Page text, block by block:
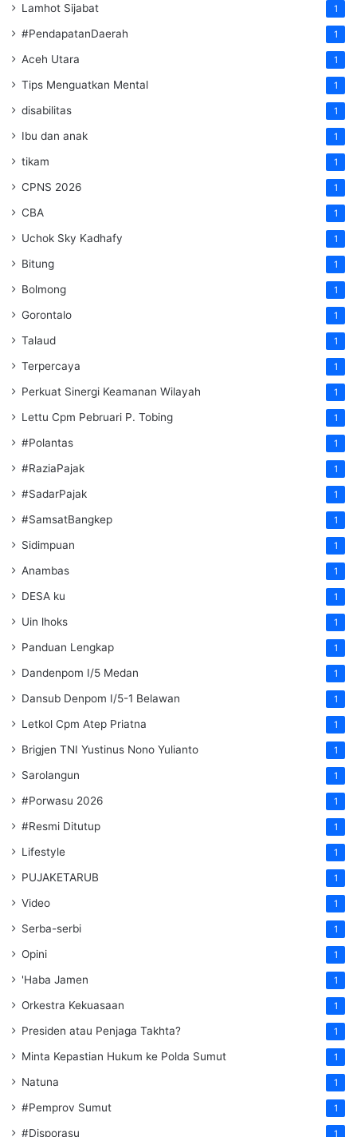
Lamhot Sijabat 1
#PendapatanDaerah 1
Aceh Utara 1
Tips Menguatkan Mental 1
disabilitas 1
Ibu dan anak 1
tikam 1
CPNS 2026 1
CBA 1
Uchok Sky Kadhafy 1
Bitung 1
Bolmong 1
Gorontalo 1
Talaud 1
Terpercaya 1
Perkuat Sinergi Keamanan Wilayah 1
Lettu Cpm Pebruari P. Tobing 1
#Polantas 1
#RaziaPajak 1
#SadarPajak 1
#SamsatBangkep 1
Sidimpuan 1
Anambas 1
DESA ku 1
Uin lhoks 1
Panduan Lengkap 1
Dandenpom I/5 Medan 1
Dansub Denpom I/5-1 Belawan 1
Letkol Cpm Atep Priatna 1
Brigjen TNI Yustinus Nono Yulianto 1
Sarolangun 1
#Porwasu 2026 1
#Resmi Ditutup 1
Lifestyle 1
PUJAKETARUB 1
Video 1
Serba-serbi 1
Opini 1
'Haba Jamen 1
Orkestra Kekuasaan 1
Presiden atau Penjaga Takhta? 1
Minta Kepastian Hukum ke Polda Sumut 1
Natuna 1
#Pemprov Sumut 1
#Disporasu 1